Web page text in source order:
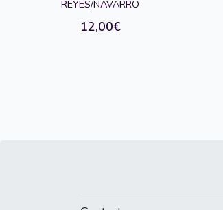
REYES/NAVARRO
12,00€